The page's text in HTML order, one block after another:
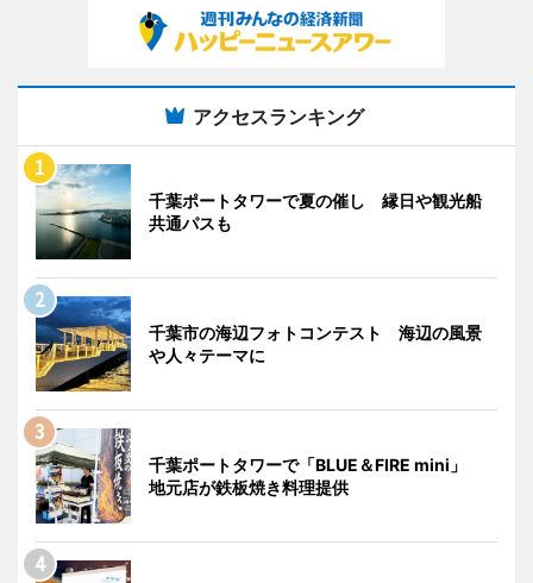
アクセスランキング
千葉ポートタワーで夏の催し 縁日や観光船
共通パスも
千葉市の海辺フォトコンテスト 海辺の風景
や人々テーマに
千葉ポートタワーで「BLUE＆FIRE mini」
地元店が鉄板焼き料理提供